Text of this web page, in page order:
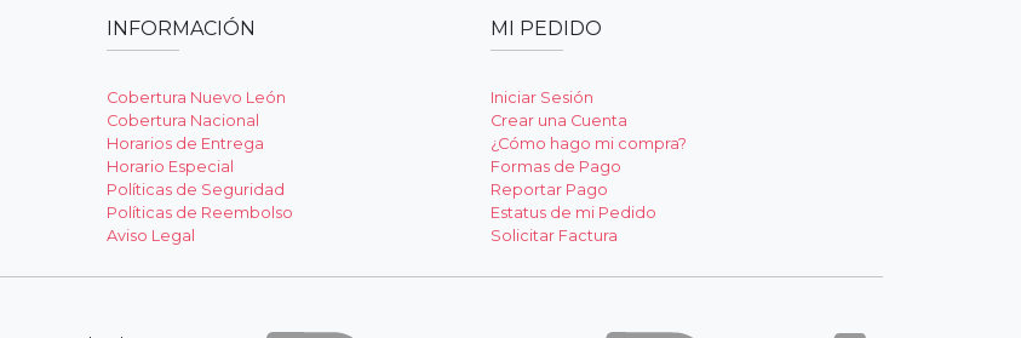
INFORMACIÓN
Cobertura Nuevo León
Cobertura Nacional
Horarios de Entrega
Horario Especial
Políticas de Seguridad
Políticas de Reembolso
Aviso Legal
MI PEDIDO
Iniciar Sesión
Crear una Cuenta
¿Cómo hago mi compra?
Formas de Pago
Reportar Pago
Estatus de mi Pedido
Solicitar Factura